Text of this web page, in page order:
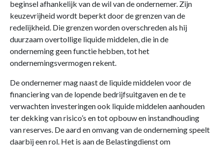
beginsel afhankelijk van de wil van de ondernemer. Zijn
keuzevrijheid wordt beperkt door de grenzen van de
redelijkheid. Die grenzen worden overschreden als hij
duurzaam overtollige liquide middelen, die in de
onderneming geen functie hebben, tot het
ondernemingsvermogen rekent.
De ondernemer mag naast de liquide middelen voor de
financiering van de lopende bedrijfsuitgaven en de te
verwachten investeringen ook liquide middelen aanhouden
ter dekking van risico’s en tot opbouw en instandhouding
van reserves. De aard en omvang van de onderneming speelt
daarbij een rol. Het is aan de Belastingdienst om